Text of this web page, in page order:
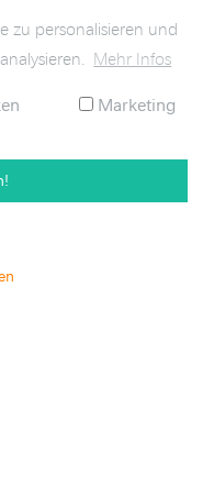
Ihrer Eigenschaft als
Entwicklung in der
zu personalisieren und
Mehr Infos
Marketing